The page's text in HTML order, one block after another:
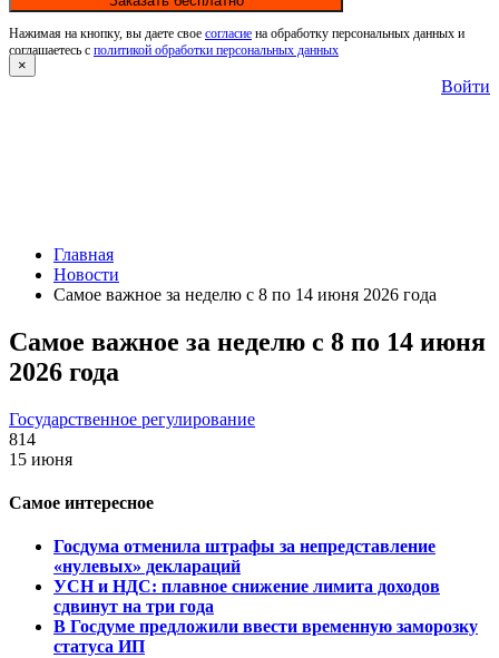
Нажимая на кнопку, вы даете свое согласие на обработку персональных данных и
соглашаетесь с политикой обработки персональных данных
×
Войти
Главная
Новости
Самое важное за неделю с 8 по 14 июня 2026 года
Самое важное за неделю с 8 по 14 июня
2026 года
Государственное регулирование
814
15 июня
Самое интересное
Госдума отменила штрафы за непредставление
«нулевых» деклараций
УСН и НДС: плавное снижение лимита доходов
сдвинут на три года
В Госдуме предложили ввести временную заморозку
статуса ИП